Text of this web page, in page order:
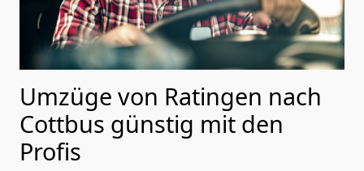
Umzüge von Ratingen nach
Cottbus günstig mit den
Profis